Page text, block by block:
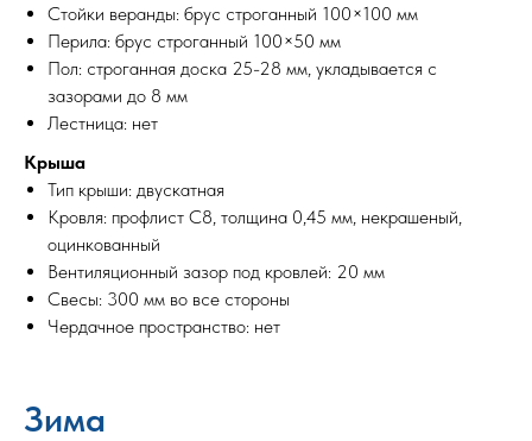
Стойки веранды: брус строганный 100×100 мм
Перила: брус строганный 100×50 мм
Пол: строганная доска 25-28 мм, укладывается с
зазорами до 8 мм
Лестница: нет
Крыша
Тип крыши: двускатная
Кровля: профлист С8, толщина 0,45 мм, некрашеный,
оцинкованный
Вентиляционный зазор под кровлей: 20 мм
Свесы: 300 мм во все стороны
Чердачное пространство: нет
Зима